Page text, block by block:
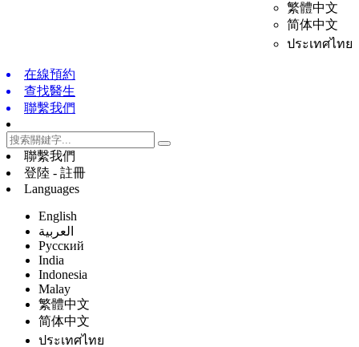
繁體中文
简体中文
ประเทศไทย
在線預約
查找醫生
聯繫我們
聯繫我們
登陸 - 註冊
Languages
English
العربية
Русский
India
Indonesia
Malay
繁體中文
简体中文
ประเทศไทย